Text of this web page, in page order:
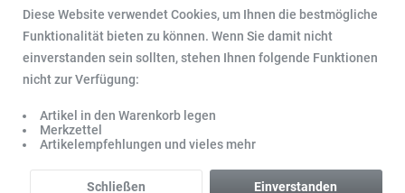
Diese Website verwendet Cookies, um Ihnen die bestmögliche
Funktionalität bieten zu können. Wenn Sie damit nicht
einverstanden sein sollten, stehen Ihnen folgende Funktionen
nicht zur Verfügung:
Artikel in den Warenkorb legen
Merkzettel
Artikelempfehlungen und vieles mehr
Einverstanden
Schließen